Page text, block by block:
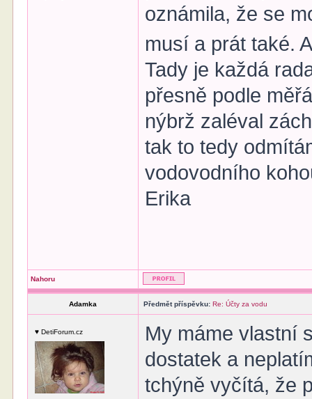
oznámila, že se
musí a prát také.
Tady je každá
přesně podle
nýbrž zaléval
tak to tedy
vodovodního
Erika
Nahoru
Adamka Předmět příspěvku: Re: Účty za vodu
♥ DetiForum.cz
My máme vlastní
dostatek a
tchýně vyčítá, že